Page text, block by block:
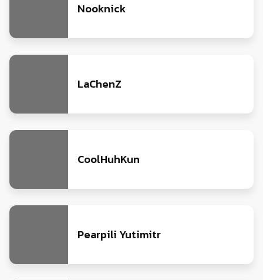
Nooknick
LaChenZ
CoolHuhKun
Pearpili Yutimitr